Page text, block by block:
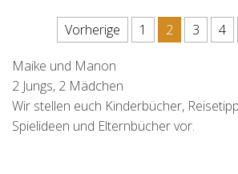
Vorherige 1 2 3 4
Maike und Manon
2 Jungs, 2 Mädchen
Wir stellen euch Kinderbücher,
Spielideen und Elternbücher vor.